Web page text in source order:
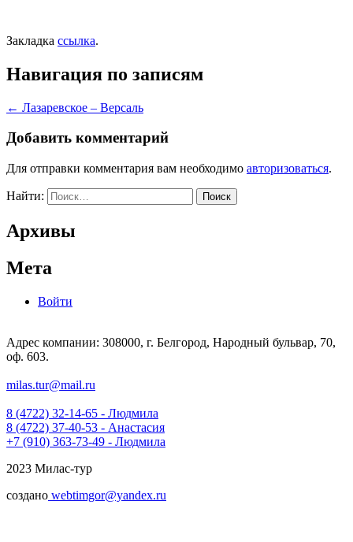
Закладка ссылка.
Навигация по записям
← Лазаревское – Версаль
Добавить комментарий
Для отправки комментария вам необходимо авторизоваться.
Найти:
Архивы
Мета
Войти
Адрес компании: 308000, г. Белгород, Народный бульвар, 70,
оф. 603.
milas.tur@mail.ru
8 (4722) 32-14-65 - Людмила
8 (4722) 37-40-53 - Анастасия
+7 (910) 363-73-49 - Людмила
2023 Милас-тур
создано webtimgor@yandex.ru